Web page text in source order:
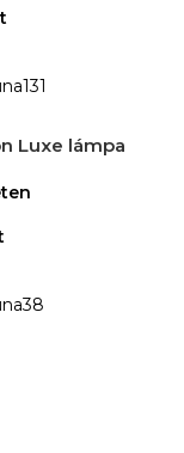
Luxe lámpa